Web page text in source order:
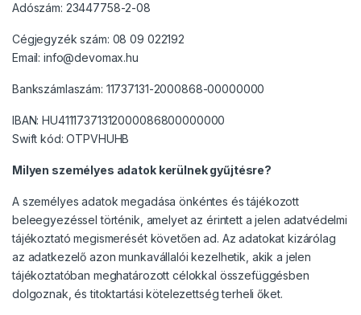
Adószám: 23447758-2-08
Cégjegyzék szám: 08 09 022192
Email: info@devomax.hu
Bankszámlaszám: 11737131-2000868-00000000
IBAN: HU41117371312000086800000000
Swift kód: OTPVHUHB
Milyen személyes adatok kerülnek gyűjtésre?
A személyes adatok megadása önkéntes és tájékozott
beleegyezéssel történik, amelyet az érintett a jelen adatvédelmi
tájékoztató megismerését követően ad. Az adatokat kizárólag
az adatkezelő azon munkavállalói kezelhetik, akik a jelen
tájékoztatóban meghatározott célokkal összefüggésben
dolgoznak, és titoktartási kötelezettség terheli őket.